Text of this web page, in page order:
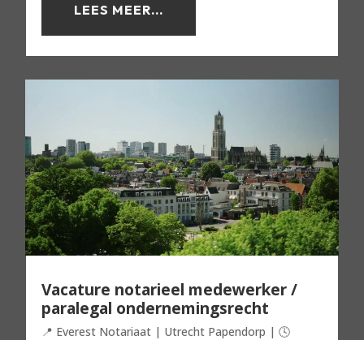
LEES MEER...
Vacature notarieel medewerker /
paralegal ondernemingsrecht
📍 Everest Notariaat | Utrecht Papendorp | 🕓